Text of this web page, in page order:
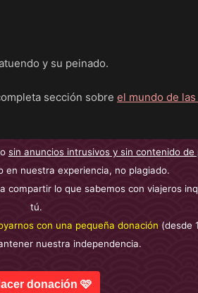
y su peinado.
sección sobre el mundo de
sin anuncios intrusivos y sin contenido de
en nuestra experiencia, no plagiado.
compartir lo que sabemos con viajeros
tú.
con una pequeña donación (desde
nuestra independencia.
donación 🩷